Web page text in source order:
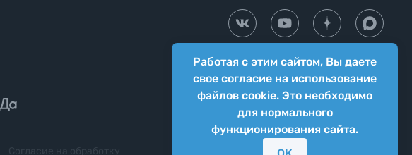
Работая с этим сайтом, Вы даете
свое согласие на использование
файлов cookie. Это необходимо
для нормального
функционирования сайта.
Согласие на передачу персональных